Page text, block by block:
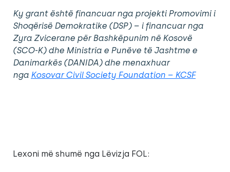
Ky grant është financuar nga projekti Promovimi i
Shoqërisë Demokratike (DSP) – i financuar nga
Zyra Zvicerane për Bashkëpunim në Kosovë
(SCO-K) dhe Ministria e Punëve të Jashtme e
Danimarkës (DANIDA) dhe menaxhuar
nga Kosovar Civil Society Foundation – KCSF
Lexoni më shumë nga Lëvizja FOL: